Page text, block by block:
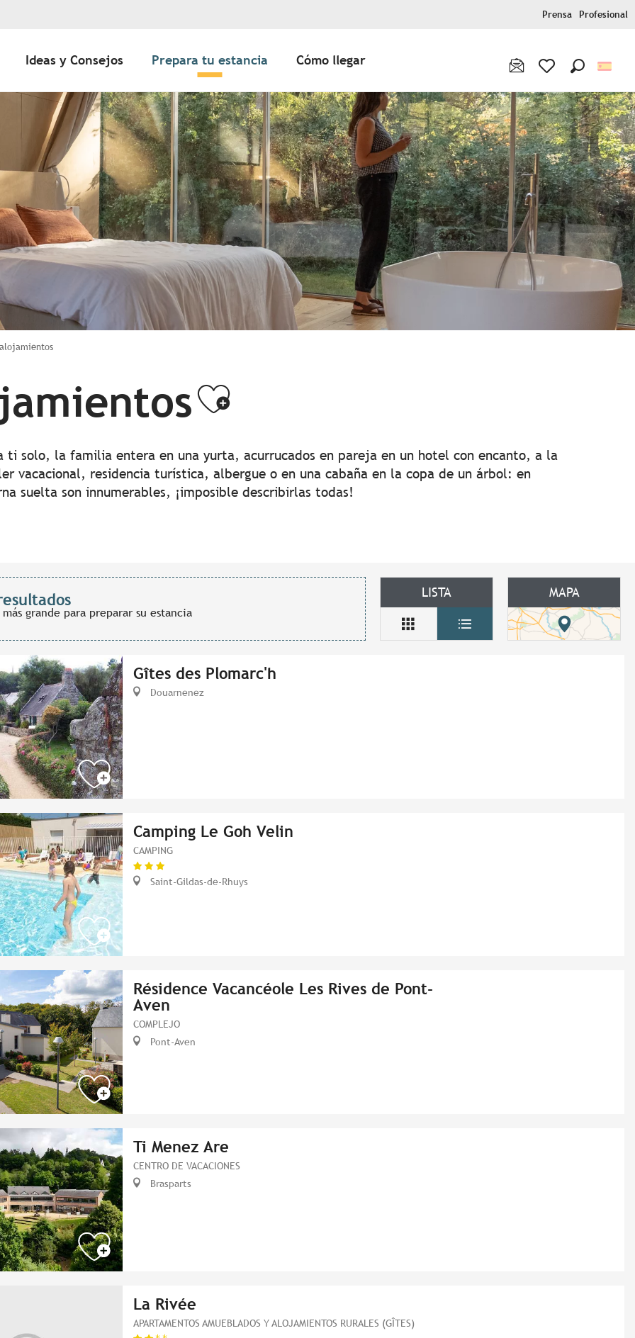
Prensa Profesional
Ideas y Consejos Prepara tu estancia Cómo llegar
Ajouter aux favoris
ti solo, la familia entera en una yurta, acurrucados en pareja en un hotel con encanto, a la
vacacional, residencia turística, albergue o en una cabaña en la copa de un árbol: en
suelta son innumerables, ¡imposible describirlas todas!
grande para preparar su estancia
LISTA MAPA
Gîtes des Plomarc'h
Douarnenez
Camping Le Goh Velin
CAMPING
Saint-Gildas-de-Rhuys
Résidence Vacancéole Les Rives de Pont-
Aven
COMPLEJO
Pont-Aven
Ti Menez Are
CENTRO DE VACACIONES
Brasparts
La Rivée
APARTAMENTOS AMUEBLADOS Y ALOJAMIENTOS RURALES (GÎTES)